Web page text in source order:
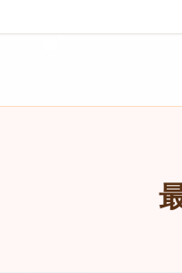
及血液回流異常，
心冠狀動脈